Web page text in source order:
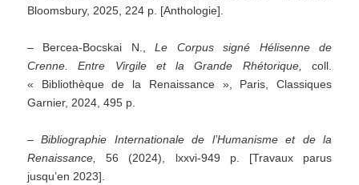
Bloomsbury, 2025, 224 p. [Anthologie].
– Bercea-Bocskai N.,Le Corpus signé Hélisenne de
Crenne. Entre Virgile et la Grande Rhétorique,
coll.
« Bibliothèque de la Renaissance », Paris, Classiques
Garnier, 2024, 495 p.
–Bibliographie Internationale de l’Humanisme et de la
Renaissance,
56 (2024), lxxvi-949 p. [Travaux parus
jusqu’en 2023].